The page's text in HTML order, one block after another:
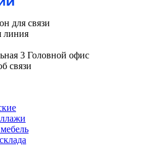
для связи
линия
3 Головной офис
связи